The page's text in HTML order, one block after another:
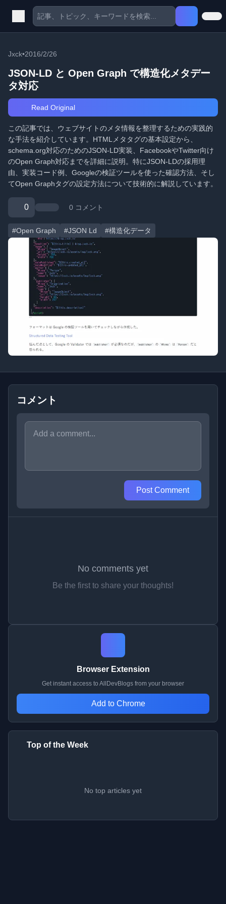
Jxck•2016/2/26
JSON-LD と Open Graph で構造化メタデー
タ対応
Read Original
この記事では、ウェブサイトのメタ情報を整理するための実践的
な手法を紹介しています。HTMLメタタグの基本設定から、
schema.org対応のためのJSON-LD実装、FacebookやTwitter向け
のOpen Graph対応までを詳細に説明。特にJSON-LDの採用理
由、実装コード例、Googleの検証ツールを使った確認方法、そし
てOpen Graphタグの設定方法について技術的に解説しています。
0 0 コメント
#Open Graph #JSON Ld #構造化データ
コメント
Post Comment
No comments yet
Be the first to share your thoughts!
Browser Extension
Get instant access to AllDevBlogs from your browser
Add to Chrome
Top of the Week
No top articles yet